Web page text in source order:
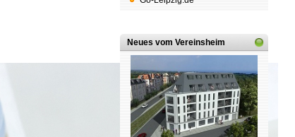
Neues vom Vereinsheim